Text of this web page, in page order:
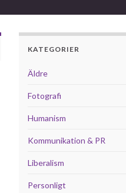
KATEGORIER
Äldre
Fotografi
Humanism
Kommunikation & PR
Liberalism
Personligt